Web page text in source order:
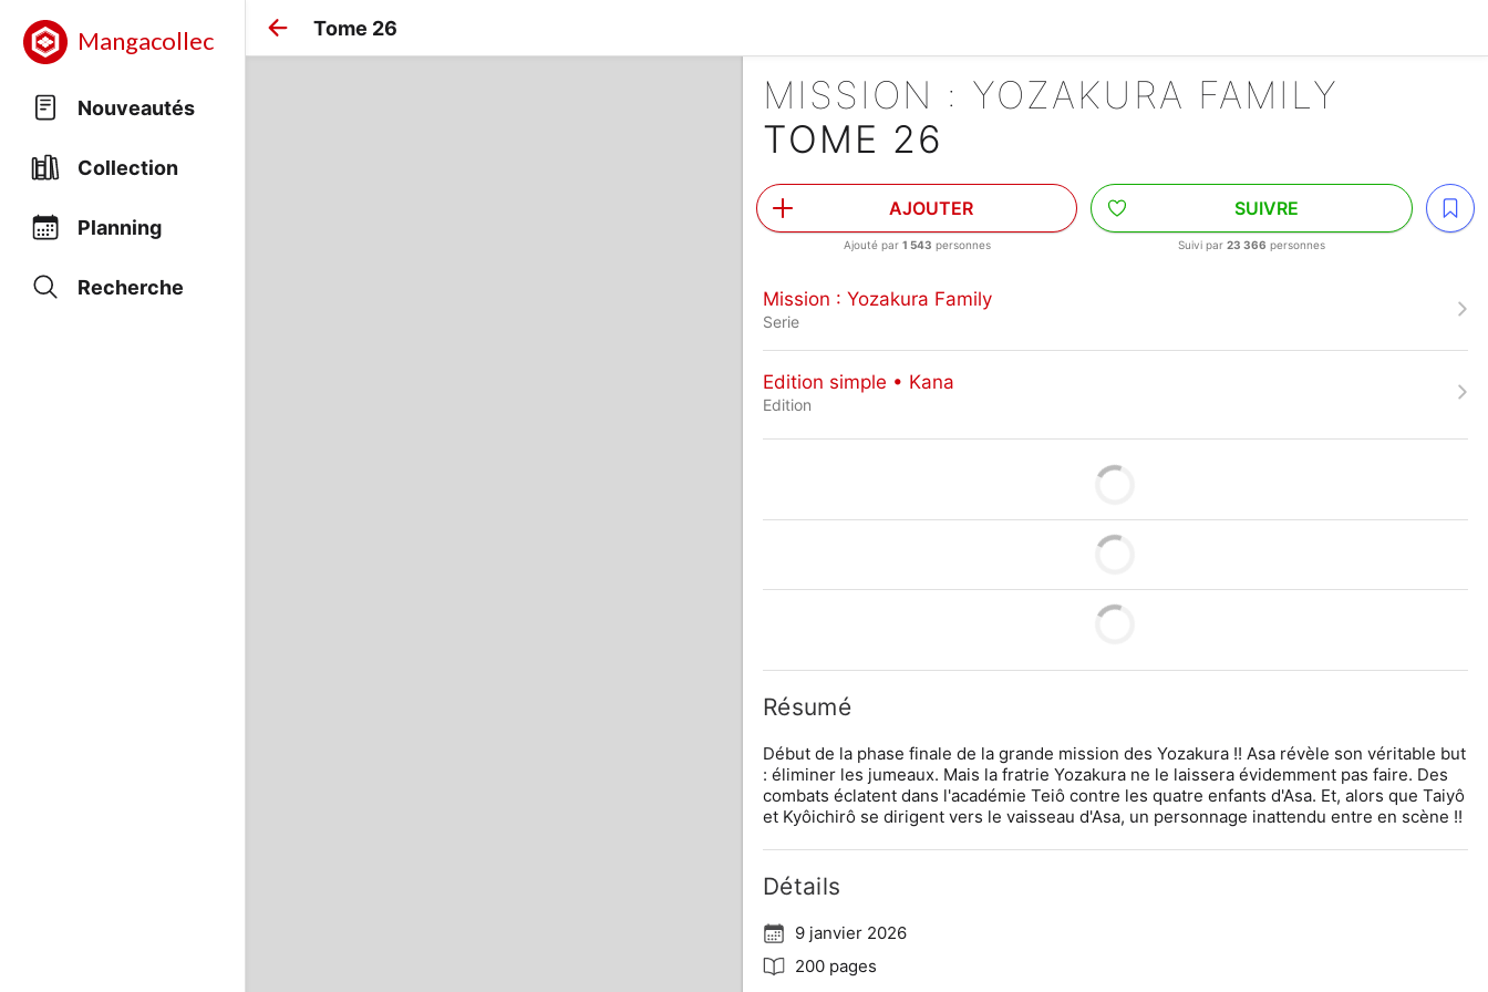
Mangacollec
Nouveautés
Collection
Planning
Recherche
Tome 26
MISSION : YOZAKURA FAMILY
TOME 26
AJOUTER
Ajouté par 1 543 personnes
SUIVRE
Suivi par23 366 personnes
Mission : Yozakura Family
Serie
Edition simple • Kana
Edition
Résumé
Début de la phase finale de la grande mission des Yozakura !! Asa révèle son véritable but
: éliminer les jumeaux. Mais la fratrie Yozakura ne le laissera évidemment pas faire. Des
combats éclatent dans l'académie Teiô contre les quatre enfants d'Asa. Et, alors que Taiyô
et Kyôichirô se dirigent vers le vaisseau d'Asa, un personnage inattendu entre en scène !!
Détails
9 janvier 2026
200 pages